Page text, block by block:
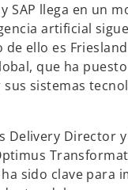
s
SAP llega en un
artificial
ello es
que ha
sistemas
Delivery Director
sido clave para